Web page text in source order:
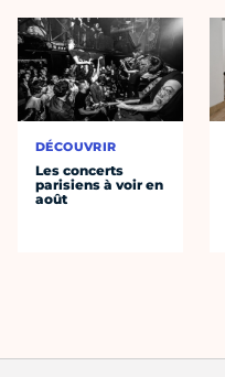
DÉCOUVRIR
Les concerts
parisiens à voir en
août